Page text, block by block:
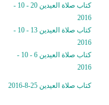
كتاب صلاة العيدين 20 - 10 -
2016
كتاب صلاة العيدين 13 - 10 -
2016
كتاب صلاة العيدين 6 - 10 -
2016
كتاب صلاة العيدين 25-8-2016